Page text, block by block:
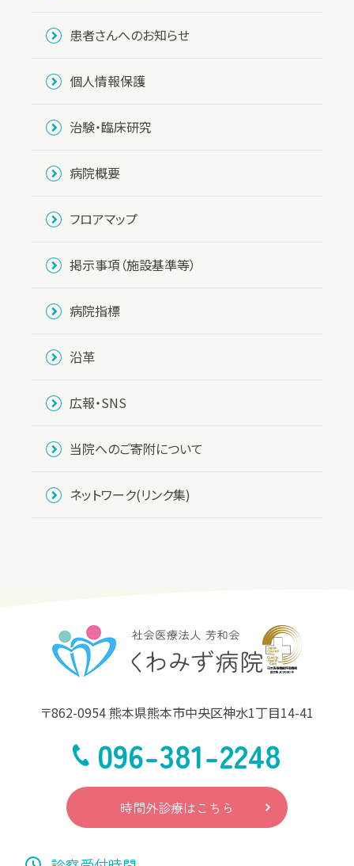
患者さんへのお知らせ
個人情報保護
治験・臨床研究
病院概要
フロアマップ
掲示事項（施設基準等）
病院指標
沿革
広報・SNS
当院へのご寄附について
ネットワーク(リンク集)
〒862-0954 熊本県熊本市中央区神水1丁目14-41
096-381-2248
時間外診療はこちら